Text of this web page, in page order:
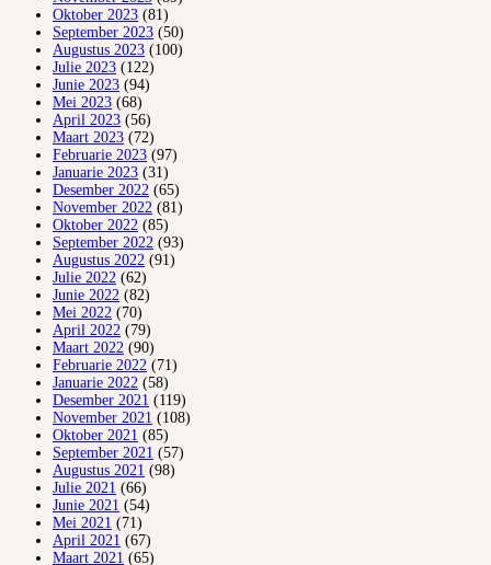
Oktober 2023 (81)
September 2023 (50)
Augustus 2023 (100)
Julie 2023 (122)
Junie 2023 (94)
Mei 2023 (68)
April 2023 (56)
Maart 2023 (72)
Februarie 2023 (97)
Januarie 2023 (31)
Desember 2022 (65)
November 2022 (81)
Oktober 2022 (85)
September 2022 (93)
Augustus 2022 (91)
Julie 2022 (62)
Junie 2022 (82)
Mei 2022 (70)
April 2022 (79)
Maart 2022 (90)
Februarie 2022 (71)
Januarie 2022 (58)
Desember 2021 (119)
November 2021 (108)
Oktober 2021 (85)
September 2021 (57)
Augustus 2021 (98)
Julie 2021 (66)
Junie 2021 (54)
Mei 2021 (71)
April 2021 (67)
Maart 2021 (65)